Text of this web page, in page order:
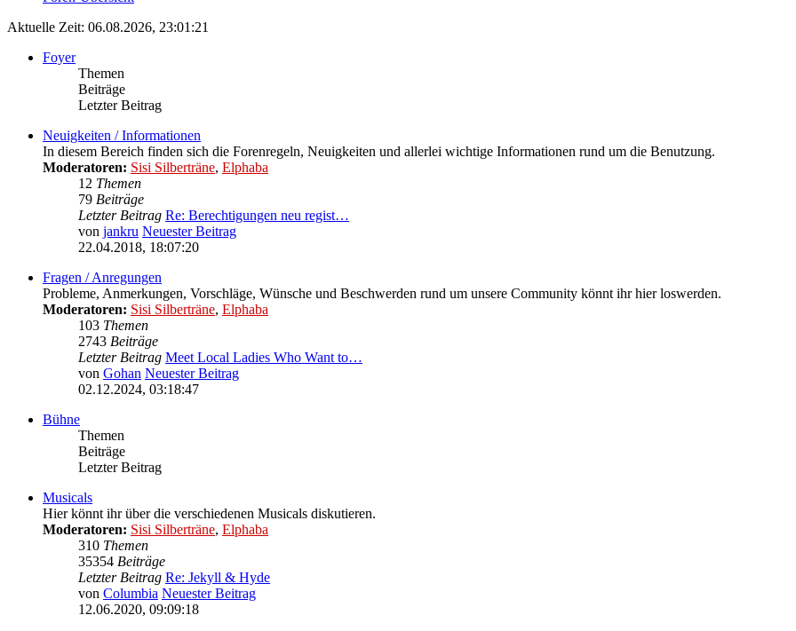
Aktuelle Zeit: 06.08.2026, 23:01:21
Foyer
Themen
Beiträge
Letzter Beitrag
Neuigkeiten / Informationen
In diesem Bereich finden sich die Forenregeln, Neuigkeiten und allerlei wichtige Informationen rund um die Benutzung.
Moderatoren: Sisi Silberträne, Elphaba
12 Themen
79 Beiträge
Letzter Beitrag Re: Berechtigungen neu regist…
von jankru Neuester Beitrag
22.04.2018, 18:07:20
Fragen / Anregungen
Probleme, Anmerkungen, Vorschläge, Wünsche und Beschwerden rund um unsere Community könnt ihr hier loswerden.
Moderatoren: Sisi Silberträne, Elphaba
103 Themen
2743 Beiträge
Letzter Beitrag Meet Local Ladies Who Want to…
von Gohan Neuester Beitrag
02.12.2024, 03:18:47
Bühne
Themen
Beiträge
Letzter Beitrag
Musicals
Hier könnt ihr über die verschiedenen Musicals diskutieren.
Moderatoren: Sisi Silberträne, Elphaba
310 Themen
35354 Beiträge
Letzter Beitrag Re: Jekyll & Hyde
von Columbia Neuester Beitrag
12.06.2020, 09:09:18